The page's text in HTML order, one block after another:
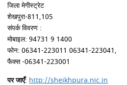
जिला मेगीस्ट्रेट
शेखपुरा-811,105
संपर्क विवरण :
मोबाइल: 94731 9 1400
फोन: 06341-223011 06341-223041,
फैक्स -06341-223001
पर जाएँ: http://sheikhpura.nic.in